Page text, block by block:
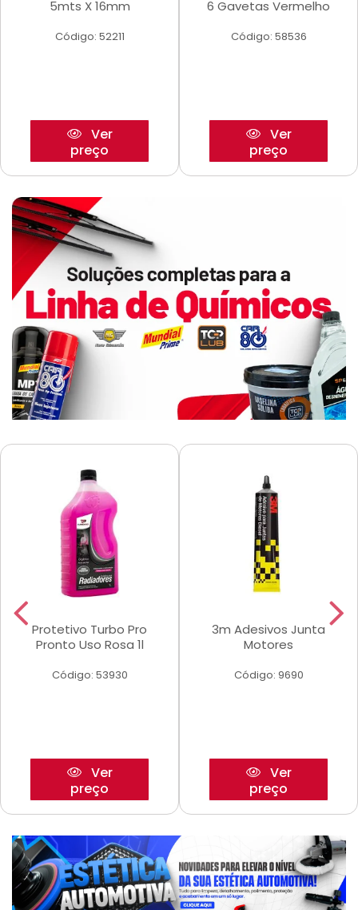
5mts X 16mm
Código: 52211
Ver
preço
6 Gavetas Vermelho
Código: 58536
Ver
preço
Protetivo Turbo Pro
Pronto Uso Rosa 1l
Código: 53930
Ver
preço
3m Adesivos Junta
Motores
Código: 9690
Ver
preço